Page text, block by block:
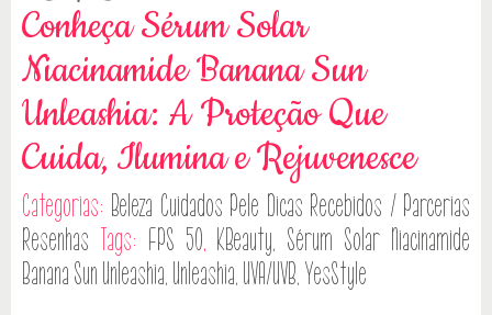
Conheça Sérum Solar
Niacinamide Banana Sun
Unleashia: A Proteção Que
Cuida, Ilumina e Rejuvenesce
Categorias: Beleza Cuidados Pele Dicas Recebidos / Parcerias
Resenhas Tags: FPS 50, KBeauty, Sérum Solar Niacinamide
Banana Sun Unleashia, Unleashia, UVA/UVB, YesStyle